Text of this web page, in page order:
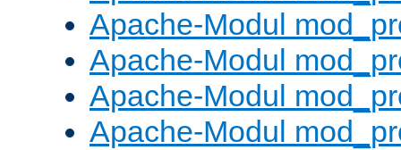
Apache-Modul
Apache-Modul
Apache-Modul
Apache-Modul